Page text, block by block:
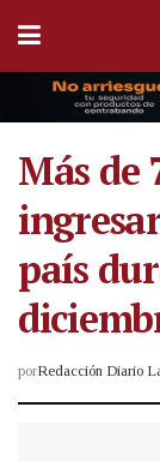
Más de
país
porRedacción Diario